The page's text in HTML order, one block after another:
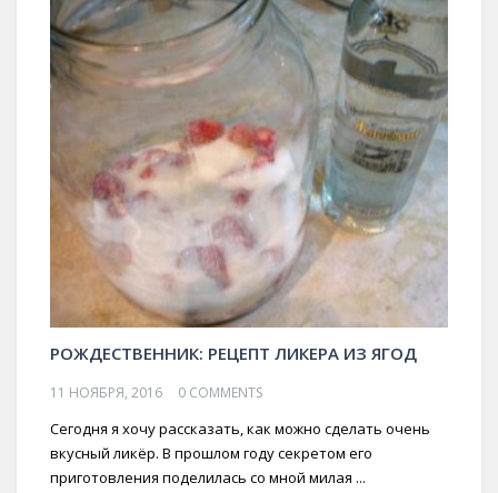
РОЖДЕСТВЕННИК: РЕЦЕПТ ЛИКЕРА ИЗ ЯГОД
11 НОЯБРЯ, 2016 0 COMMENTS
Сегодня я хочу рассказать, как можно сделать очень
вкусный ликёр. В прошлом году секретом его
приготовления поделилась со мной милая ...